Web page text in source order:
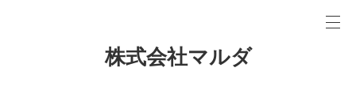
株式会社マルダ